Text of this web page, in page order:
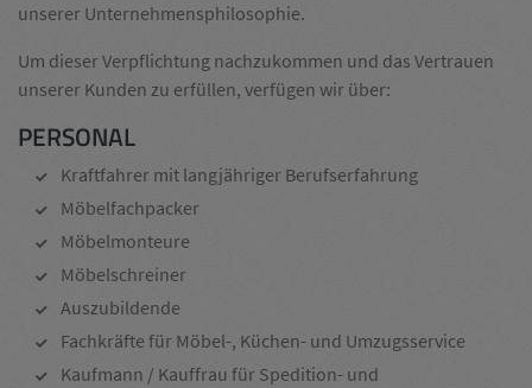
unserer Unternehmensphilosophie.
Um dieser Verpflichtung nachzukommen und das Vertrauen
unserer Kunden zu erfüllen, verfügen wir über:
PERSONAL
Kraftfahrer mit langjähriger Berufserfahrung
Möbelfachpacker
Möbelmonteure
Möbelschreiner
Auszubildende
Fachkräfte für Möbel-, Küchen- und Umzugsservice
Kaufmann / Kauffrau für Spedition- und